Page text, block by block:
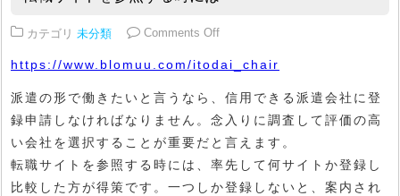
カテゴリ 未分類 Comments Offon 転職サイトを参照する時には
https://www.blomuu.com/itodai_chair
派遣の形で働きたいと言うなら、信用できる派遣会社に登
録申請しなければなりません。念入りに調査して評価の高
い会社を選択することが重要だと言えます。
転職サイトを参照する時には、率先して何サイトか登録し
比較した方が得策です。一つしか登録しないと、案内され